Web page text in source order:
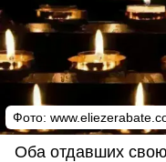
Фото:
Оба отдавших